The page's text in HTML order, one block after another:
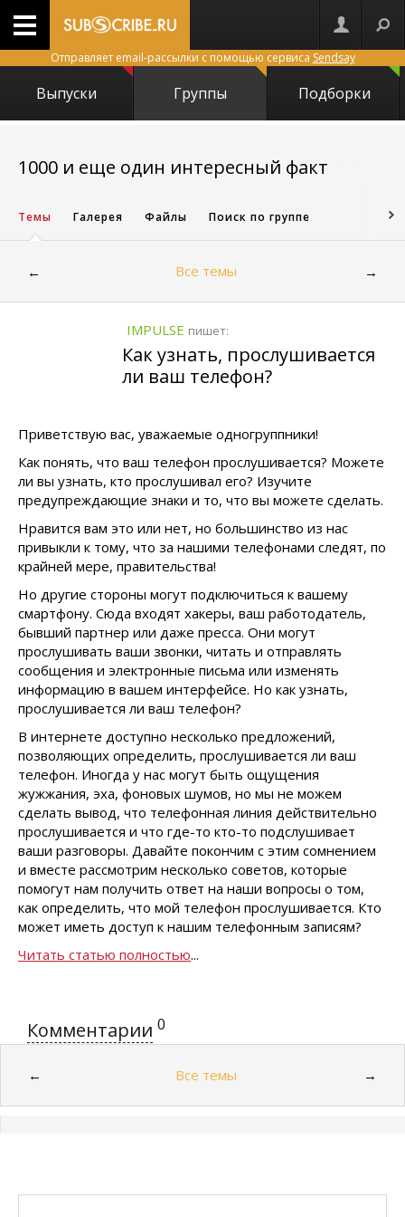
Отправляет email-рассылки с помощью сервиса Sendsay
Выпуски Группы Подборки
1000 и еще один интересный факт
Темы Галерея Файлы Поиск по группе
← Все темы →
IMPULSE пишет:
Как узнать, прослушивается
ли ваш телефон?
Приветствую вас, уважаемые одногруппники!
Как понять, что ваш телефон прослушивается? Можете
ли вы узнать, кто прослушивал его? Изучите
предупреждающие знаки и то, что вы можете сделать.
Нравится вам это или нет, но большинство из нас
привыкли к тому, что за нашими телефонами следят, по
крайней мере, правительства!
Но другие стороны могут подключиться к вашему
смартфону. Сюда входят хакеры, ваш работодатель,
бывший партнер или даже пресса. Они могут
прослушивать ваши звонки, читать и отправлять
сообщения и электронные письма или изменять
информацию в вашем интерфейсе. Но как узнать,
прослушивается ли ваш телефон?
В интернете доступно несколько предложений,
позволяющих определить, прослушивается ли ваш
телефон. Иногда у нас могут быть ощущения
жужжания, эха, фоновых шумов, но мы не можем
сделать вывод, что телефонная линия действительно
прослушивается и что где-то кто-то подслушивает
ваши разговоры. Давайте покончим с этим сомнением
и вместе рассмотрим несколько советов, которые
помогут нам получить ответ на наши вопросы о том,
как определить, что мой телефон прослушивается. Кто
может иметь доступ к нашим телефонным записям?
Читать статью полностью...
Комментарии 0
← Все темы →